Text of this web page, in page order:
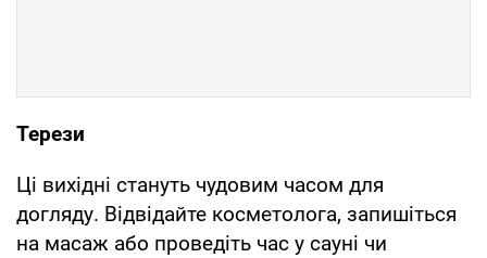
Терези
Ці вихідні стануть чудовим часом для
догляду. Відвідайте косметолога, запишіться
на масаж або проведіть час у сауні чи